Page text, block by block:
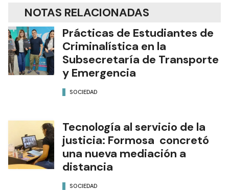
NOTAS RELACIONADAS
Prácticas de Estudiantes de
Criminalística en la
Subsecretaría de Transporte
y Emergencia
SOCIEDAD
Tecnología al servicio de la
justicia: Formosa concretó
una nueva mediación a
distancia
SOCIEDAD